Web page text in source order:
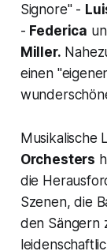
Signore"-
- Federica
Miller.
einen "
Musikalische
Orchesters
die
Szenen, die
den Sängern